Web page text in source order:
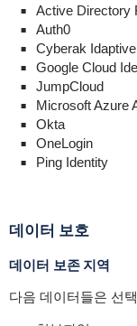
Active Directory
Auth0
Cyberak Idaptive
Google Cloud
JumpCloud
Microsoft Azure
Okta
OneLogin
Ping Identity
데이터 보호
데이터 보존 지역
다음 데이터들은 선